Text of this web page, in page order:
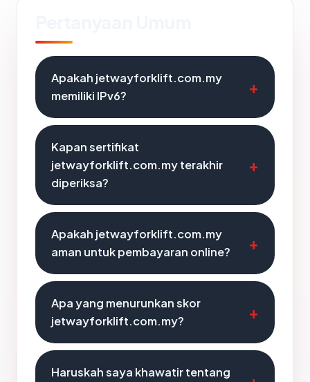
Apakah jetwayforklift.com.my
memiliki IPv6?
Kapan sertifikat
jetwayforklift.com.my terakhir
diperiksa?
Apakah jetwayforklift.com.my
aman untuk pembayaran online?
Apa yang menurunkan skor
jetwayforklift.com.my?
Haruskah saya khawatir tentang